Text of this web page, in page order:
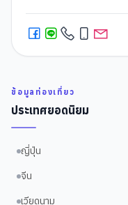
ข้อมูลท่องเที่ยว
ประเทศยอดนิยม
ญี่ปุ่น
จีน
เวียดนาม